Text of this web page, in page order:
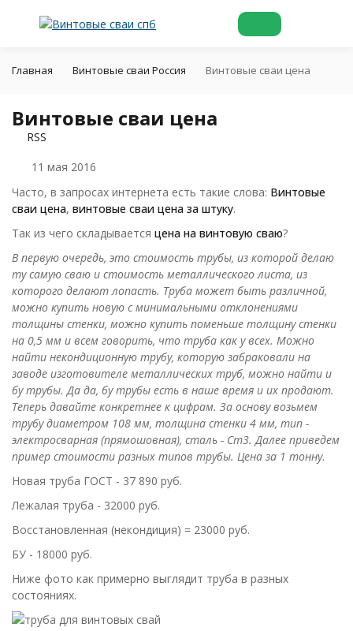
Главная Винтовые сваи Россия Винтовые сваи цена
Винтовые сваи цена
RSS
11 мая 2016
Часто, в запросах интернета есть такие слова: Винтовые
сваи цена, винтовые сваи цена за штуку.
Так из чего складывается цена на винтовую сваю?
В первую очередь, это стоимость трубы, из которой делаю
ту самую сваю и стоимость металлического листа, из
которого делают лопасть. Труба может быть различной,
можно купить новую с минимальными отклонениями
толщины стенки, можно купить поменьше толщину стенки
на 0,5 мм и всем говорить, что труба как у всех. Можно
найти некондиционную трубу, которую забраковали на
заводе изготовителе металлических труб, можно найти и
бу трубы. Да да, бу трубы есть в наше время и их продают.
Теперь давайте конкретнее к цифрам. За основу возьмем
трубу диаметром 108 мм, толщина стенки 4 мм, тип -
электросварная (прямошовная), сталь - Ст3. Далее приведем
пример стоимости разных типов трубы. Цена за 1 тонну.
Новая труба ГОСТ - 37 890 руб.
Лежалая труба - 32000 руб.
Восстановленная (некондиция) = 23000 руб.
БУ - 18000 руб.
Ниже фото как примерно выглядит труба в разных
состояниях.